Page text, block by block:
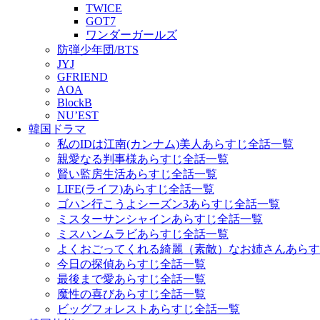
TWICE
GOT7
ワンダーガールズ
防弾少年団/BTS
JYJ
GFRIEND
AOA
BlockB
NU’EST
韓国ドラマ
私のIDは江南(カンナム)美人あらすじ全話一覧
親愛なる判事様あらすじ全話一覧
賢い監房生活あらすじ全話一覧
LIFE(ライフ)あらすじ全話一覧
ゴハン行こうよシーズン3あらすじ全話一覧
ミスターサンシャインあらすじ全話一覧
ミスハンムラビあらすじ全話一覧
よくおごってくれる綺麗（素敵）なお姉さんあら
今日の探偵あらすじ全話一覧
最後まで愛あらすじ全話一覧
魔性の喜びあらすじ全話一覧
ビッグフォレストあらすじ全話一覧